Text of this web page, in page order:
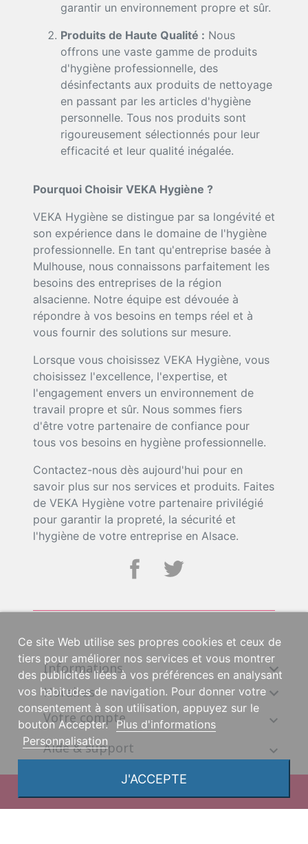
garantir un environnement propre et sûr.
Produits de Haute Qualité : Nous
offrons une vaste gamme de produits
d'hygiène professionnelle, des
désinfectants aux produits de nettoyage
en passant par les articles d'hygiène
personnelle. Tous nos produits sont
rigoureusement sélectionnés pour leur
efficacité et leur qualité inégalée.
Pourquoi Choisir VEKA Hygiène ?
VEKA Hygiène se distingue par sa longévité et
son expérience dans le domaine de l'hygiène
professionnelle. En tant qu'entreprise basée à
Mulhouse, nous connaissons parfaitement les
besoins des entreprises de la région
alsacienne. Notre équipe est dévouée à
répondre à vos besoins en temps réel et à
vous fournir des solutions sur mesure.
Lorsque vous choisissez VEKA Hygiène, vous
choisissez l'excellence, l'expertise, et
l'engagement envers un environnement de
travail propre et sûr. Nous sommes fiers
d'être votre partenaire de confiance pour
tous vos besoins en hygiène professionnelle.
Contactez-nous dès aujourd'hui pour en
savoir plus sur nos services et produits. Faites
de VEKA Hygiène votre partenaire privilégié
pour garantir la propreté, la sécurité et
l'hygiène de votre entreprise en Alsace.
Informations 
Horaires 
Votre compte
Aide & support
Ce site Web utilise ses propres cookies et ceux de
tiers pour améliorer nos services et vous montrer
des publicités liées à vos préférences en analysant
vos habitudes de navigation. Pour donner votre
consentement à son utilisation, appuyez sur le
bouton Accepter. Plus d'informations
Personnalisation
J'ACCEPTE